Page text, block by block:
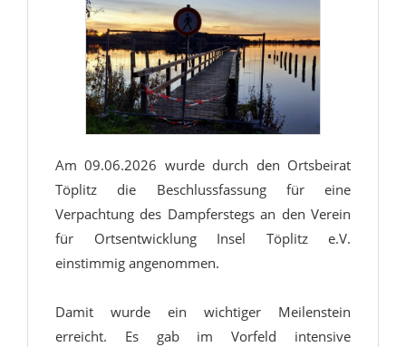
Am 09.06.2026 wurde durch den Ortsbeirat
Töplitz die Beschlussfassung für eine
Verpachtung des Dampferstegs an den Verein
für Ortsentwicklung Insel Töplitz e.V.
einstimmig angenommen.
Damit wurde ein wichtiger Meilenstein
erreicht. Es gab im Vorfeld intensive